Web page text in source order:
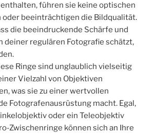
führen sie keine optischen
beeinträchtigen die Bildqualität.
die beeindruckende Schärfe und
deiner regulären Fotografie schätzt,
Ringe sind unglaublich vielseitig
Vielzahl von Objektiven
was sie zu einer wertvollen
Fotografenausrüstung macht. Egal,
oder ein Teleobjektiv
Zwischenringe können sich an Ihre